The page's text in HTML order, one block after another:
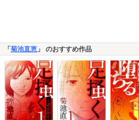
「 菊池直恵 」 のおすすめ作品